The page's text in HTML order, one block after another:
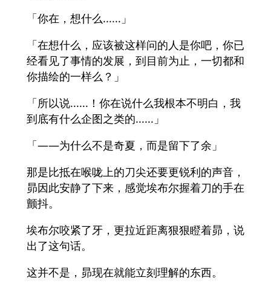
「你在，想什么......」
「在想什么，应该被这样问的人是你吧，你已
经看见了事情的发展，到目前为止，一切都和
你描绘的一样么？」
「所以说......！你在说什么我根本不明白，我
到底有什么企图之类的......」
「——为什么不是奇夏，而是留下了余」
那是比抵在喉咙上的刀尖还要更锐利的声音，
昴因此安静了下来，感觉埃布尔握着刀的手在
颤抖。
埃布尔咬紧了牙，更拉近距离狠狠瞪着昴，说
出了这句话。
这并不是，昴现在就能立刻理解的东西。